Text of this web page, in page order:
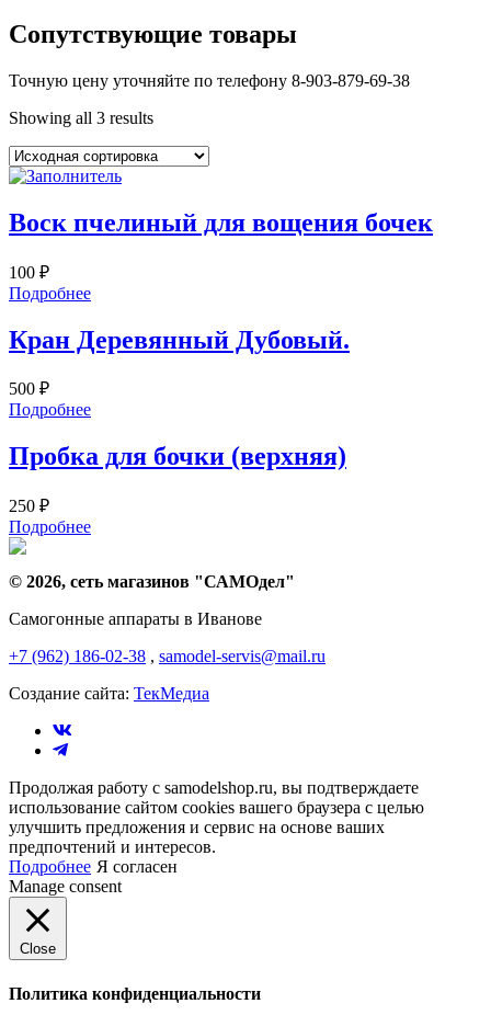
Сопутствующие товары
Точную цену уточняйте по телефону 8-903-879-69-38
Showing all 3 results
Воск пчелиный для вощения бочек
100 ₽
Подробнее
Кран Деревянный Дубовый.
500 ₽
Подробнее
Пробка для бочки (верхняя)
250 ₽
Подробнее
© 2026, сеть магазинов "САМОдел"
Самогонные аппараты в Иванове
+7 (962) 186-02-38 , samodel-servis@mail.ru
Создание сайта: ТекМедиа
Продолжая работу с samodelshop.ru, вы подтверждаете
использование сайтом cookies вашего браузера с целью
улучшить предложения и сервис на основе ваших
предпочтений и интересов.
Подробнее Я согласен
Manage consent
Close
Политика конфиденциальности